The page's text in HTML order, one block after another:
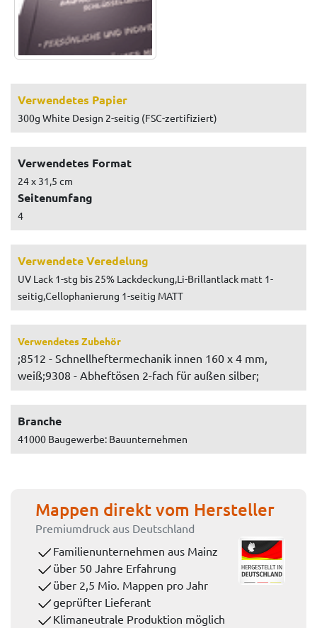
Verwendetes Papier
300g White Design 2-seitig (FSC-zertifiziert)
Verwendetes Format
24 x 31,5 cm
Seitenumfang
4
Verwendete Veredelung
UV Lack 1-stg bis 25% Lackdeckung,Li-Brillantlack matt 1-
seitig,Cellophanierung 1-seitig MATT
Verwendetes Zubehör
;8512 - Schnellheftermechanik innen 160 x 4 mm,
weiß;9308 - Abheftösen 2-fach für außen silber;
Branche
41000 Baugewerbe: Bauunternehmen
Mappen direkt vom Hersteller
Premiumdruck aus Deutschland
Familienunternehmen aus Mainz
über 50 Jahre Erfahrung
über 2,5 Mio. Mappen pro Jahr
geprüfter Lieferant
Klimaneutrale Produktion möglich